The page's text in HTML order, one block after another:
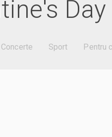
Concerte Sport Pentru